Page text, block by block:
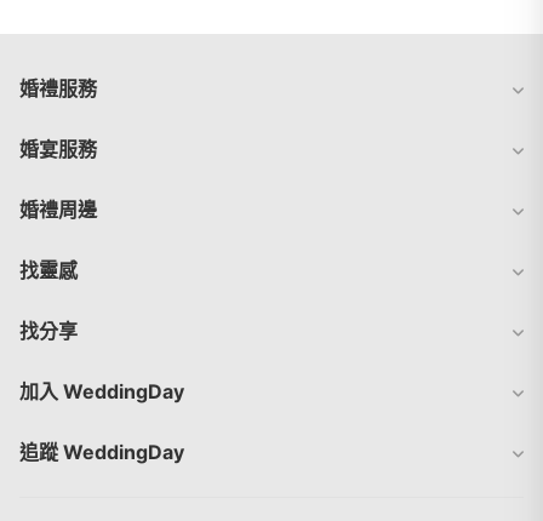
婚禮服務
婚宴服務
婚禮周邊
找靈感
找分享
加入 WeddingDay
追蹤 WeddingDay